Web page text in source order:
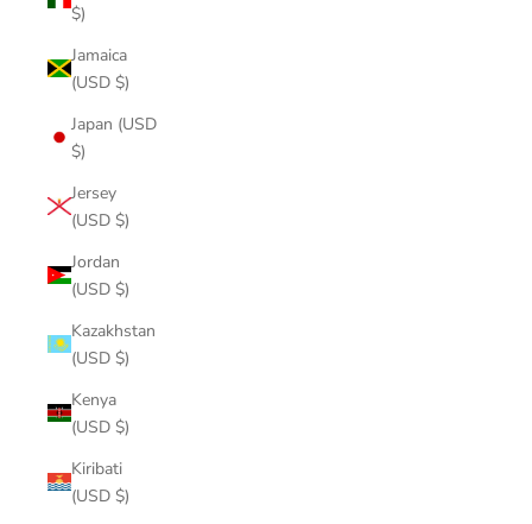
$)
Jamaica
(USD $)
Japan (USD
$)
Jersey
(USD $)
Jordan
(USD $)
Kazakhstan
(USD $)
Kenya
(USD $)
Kiribati
(USD $)